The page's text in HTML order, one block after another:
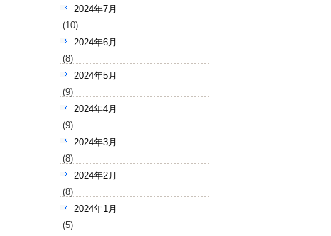
2024年7月
(10)
2024年6月
(8)
2024年5月
(9)
2024年4月
(9)
2024年3月
(8)
2024年2月
(8)
2024年1月
(5)